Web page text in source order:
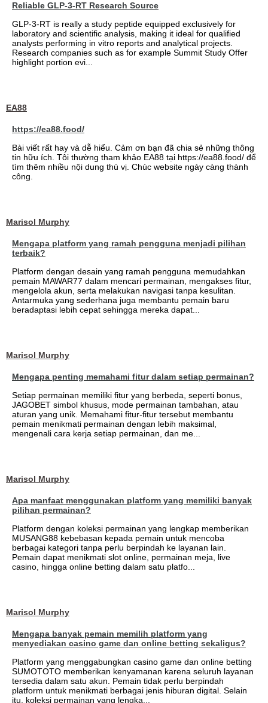
Reliable GLP-3-RT Research Source
GLP-3-RT is really a study peptide equipped exclusively for
laboratory and scientific analysis, making it ideal for qualified
analysts performing in vitro reports and analytical projects.
Research companies such as for example Summit Study Offer
highlight portion evi...
EA88
https://ea88.food/
Bài viết rất hay và dễ hiểu. Cảm ơn bạn đã chia sẻ những thông
tin hữu ích. Tôi thường tham khảo EA88 tại https://ea88.food/ để
tìm thêm nhiều nội dung thú vị. Chúc website ngày càng thành
công.
Marisol Murphy
Mengapa platform yang ramah pengguna menjadi pilihan
terbaik?
Platform dengan desain yang ramah pengguna memudahkan
pemain MAWAR77 dalam mencari permainan, mengakses fitur,
mengelola akun, serta melakukan navigasi tanpa kesulitan.
Antarmuka yang sederhana juga membantu pemain baru
beradaptasi lebih cepat sehingga mereka dapat...
Marisol Murphy
Mengapa penting memahami fitur dalam setiap permainan?
Setiap permainan memiliki fitur yang berbeda, seperti bonus,
JAGOBET simbol khusus, mode permainan tambahan, atau
aturan yang unik. Memahami fitur-fitur tersebut membantu
pemain menikmati permainan dengan lebih maksimal,
mengenali cara kerja setiap permainan, dan me...
Marisol Murphy
Apa manfaat menggunakan platform yang memiliki banyak
pilihan permainan?
Platform dengan koleksi permainan yang lengkap memberikan
MUSANG88 kebebasan kepada pemain untuk mencoba
berbagai kategori tanpa perlu berpindah ke layanan lain.
Pemain dapat menikmati slot online, permainan meja, live
casino, hingga online betting dalam satu platfo...
Marisol Murphy
Mengapa banyak pemain memilih platform yang
menyediakan casino game dan online betting sekaligus?
Platform yang menggabungkan casino game dan online betting
SUMOTOTO memberikan kenyamanan karena seluruh layanan
tersedia dalam satu akun. Pemain tidak perlu berpindah
platform untuk menikmati berbagai jenis hiburan digital. Selain
itu, koleksi permainan yang lengka...